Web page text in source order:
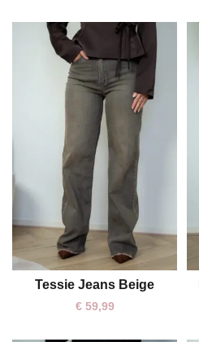
XS S M L XL
Tessie Jeans Beige
€59,99